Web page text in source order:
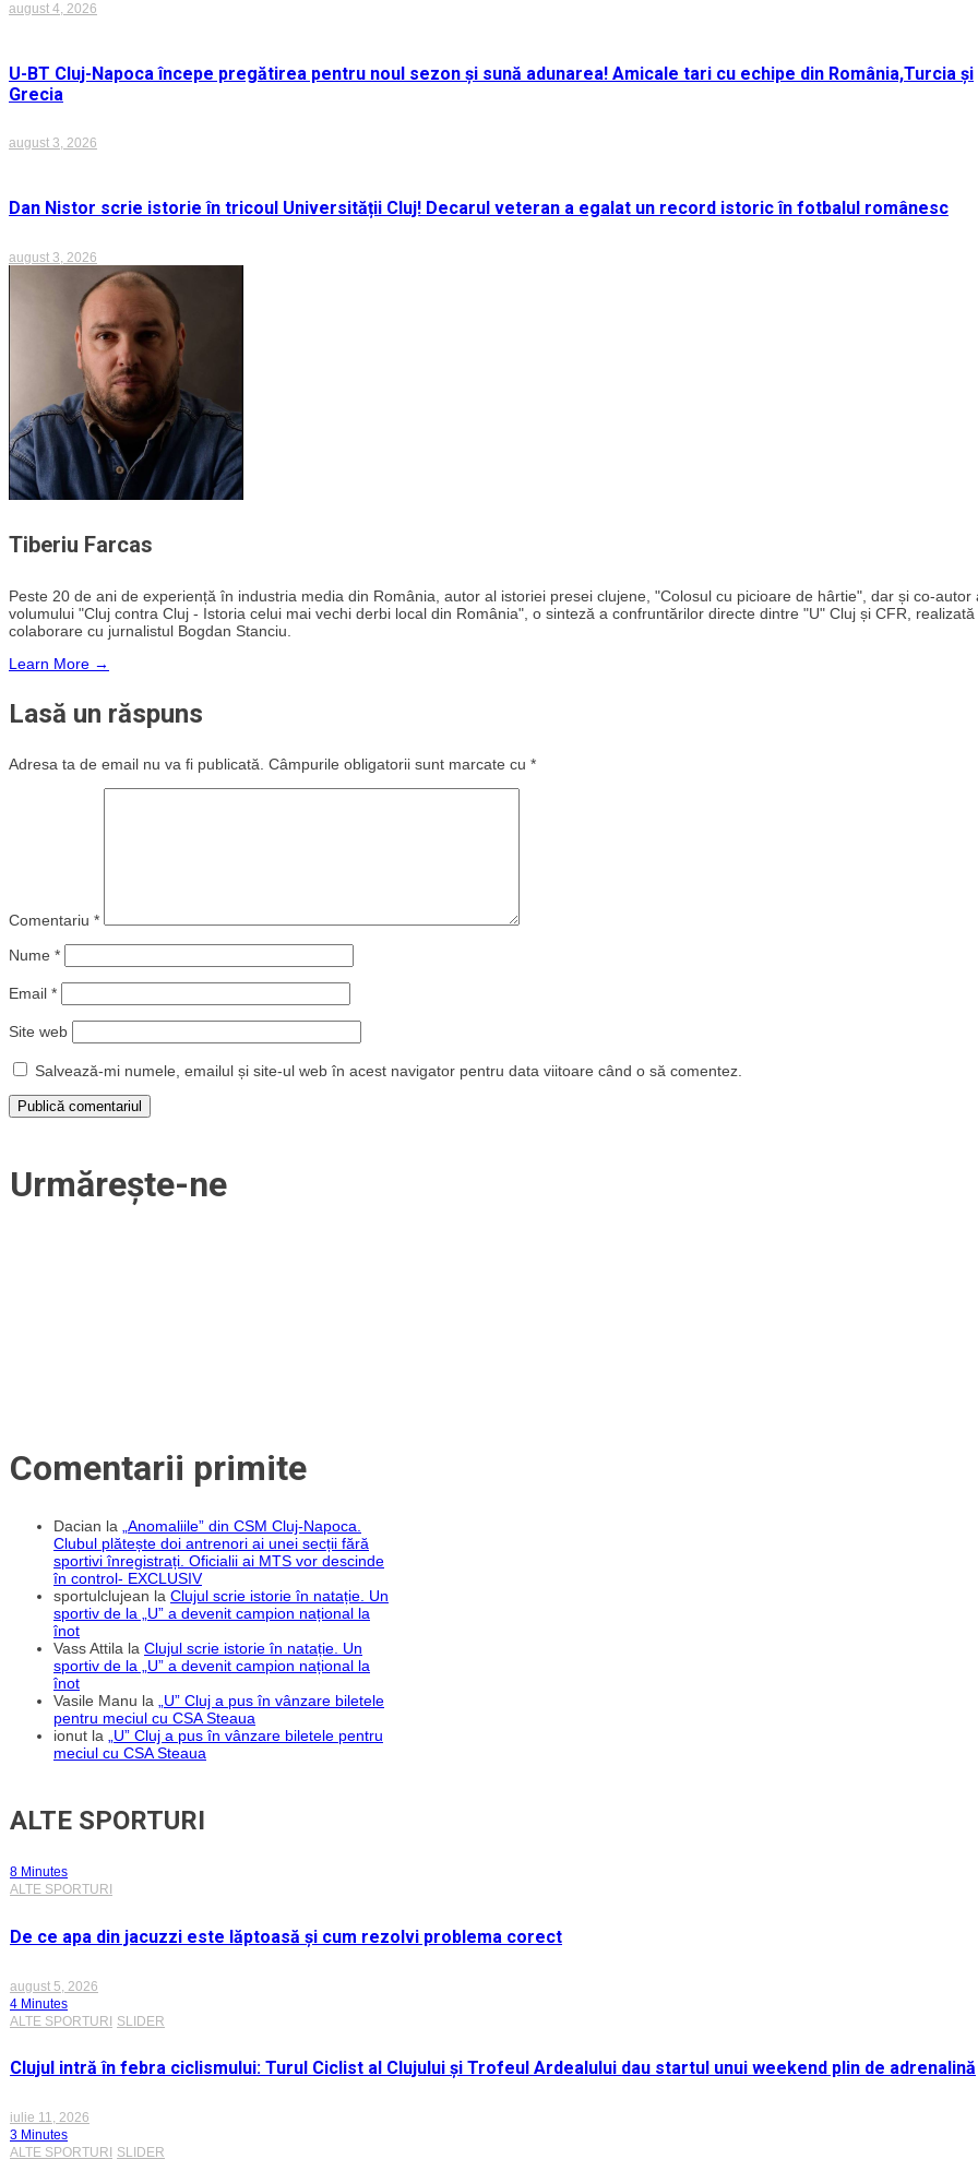
august 4, 2026
U-BT Cluj-Napoca începe pregătirea pentru noul sezon și sună adunarea! Amicale tari cu echipe din România,Turcia și
Grecia
august 3, 2026
Dan Nistor scrie istorie în tricoul Universității Cluj! Decarul veteran a egalat un record istoric în fotbalul românesc
august 3, 2026
Tiberiu Farcas
Peste 20 de ani de experiență în industria media din România, autor al istoriei presei clujene, "Colosul cu picioare de hârtie", dar și co-autor
volumului "Cluj contra Cluj - Istoria celui mai vechi derbi local din România", o sinteză a confruntărilor directe dintre "U" Cluj și CFR, realizată
colaborare cu jurnalistul Bogdan Stanciu.
Learn More →
Lasă un răspuns
Adresa ta de email nu va fi publicată. Câmpurile obligatorii sunt marcate cu *
Comentariu *
Nume *
Email *
Site web
Salvează-mi numele, emailul și site-ul web în acest navigator pentru data viitoare când o să comentez.
Urmărește-ne
Comentarii primite
Dacian la „Anomaliile” din CSM Cluj-Napoca.
Clubul plătește doi antrenori ai unei secții fără
sportivi înregistrați. Oficialii ai MTS vor descinde
în control- EXCLUSIV
sportulclujean la Clujul scrie istorie în natație. Un
sportiv de la „U” a devenit campion național la
înot
Vass Attila la Clujul scrie istorie în natație. Un
sportiv de la „U” a devenit campion național la
înot
Vasile Manu la „U” Cluj a pus în vânzare biletele
pentru meciul cu CSA Steaua
ionut la „U” Cluj a pus în vânzare biletele pentru
meciul cu CSA Steaua
ALTE SPORTURI
8 Minutes
ALTE SPORTURI
De ce apa din jacuzzi este lăptoasă și cum rezolvi problema corect
august 5, 2026
4 Minutes
ALTE SPORTURI SLIDER
Clujul intră în febra ciclismului: Turul Ciclist al Clujului și Trofeul Ardealului dau startul unui weekend plin de adrenalină
iulie 11, 2026
3 Minutes
ALTE SPORTURI
SLIDER